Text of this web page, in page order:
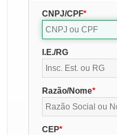
CNPJ/CPF
I.E./RG
Razão/Nome
CEP